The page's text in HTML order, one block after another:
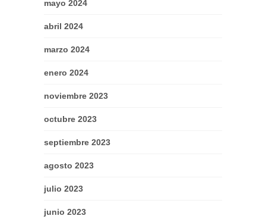
mayo 2024
abril 2024
marzo 2024
enero 2024
noviembre 2023
octubre 2023
septiembre 2023
agosto 2023
julio 2023
junio 2023